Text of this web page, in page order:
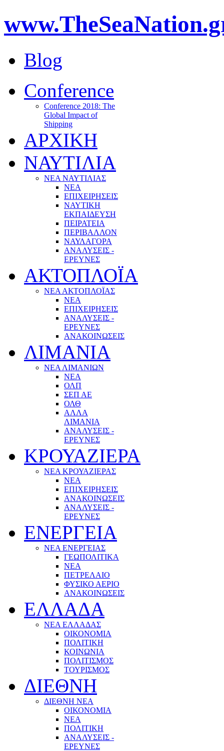
Blog
Conference
Conference 2018: The
Global Impact of
Shipping
ΑΡΧΙΚΗ
ΝΑΥΤΙΛΙΑ
ΝΕΑ ΝΑΥΤΙΛΙΑΣ
ΝΕΑ
ΕΠΙΧΕΙΡΗΣΕΙΣ
ΝΑΥΤΙΚΗ
ΕΚΠΑΙΔΕΥΣΗ
ΠΕΙΡΑΤΕΙΑ
ΠΕΡΙΒΑΛΛΟΝ
ΝΑΥΛΑΓΟΡΑ
ΑΝΑΛΥΣΕΙΣ -
ΕΡΕΥΝΕΣ
ΑΚΤΟΠΛΟΪΑ
ΝΕΑ ΑΚΤΟΠΛΟΪΑΣ
ΝΕΑ
ΕΠΙΧΕΙΡΗΣΕΙΣ
ΑΝΑΛΥΣΕΙΣ -
ΕΡΕΥΝΕΣ
ΑΝΑΚΟΙΝΩΣΕΙΣ
ΛΙΜΑΝΙΑ
ΝΕΑ ΛΙΜΑΝΙΩΝ
ΝΕΑ
ΟΛΠ
ΣΕΠ ΑΕ
ΟΛΘ
ΑΛΛΑ
ΛΙΜΑΝΙΑ
ΑΝΑΛΥΣΕΙΣ -
ΕΡΕΥΝΕΣ
ΚΡΟΥΑΖΙΕΡΑ
ΝΕΑ ΚΡΟΥΑΖΙΕΡΑΣ
NEA
ΕΠΙΧΕΙΡΗΣΕΙΣ
ΑΝΑΚΟΙΝΩΣΕΙΣ
ΑΝΑΛΥΣΕΙΣ -
ΕΡΕΥΝΕΣ
ΕΝΕΡΓΕΙΑ
ΝΕΑ ΕΝΕΡΓΕΙΑΣ
ΓΕΩΠΟΛΙΤΙΚΑ
ΝΕΑ
ΠΕΤΡΕΛΑΙΟ
ΦΥΣΙΚΟ ΑΕΡΙΟ
ΑΝΑΚΟΙΝΩΣΕΙΣ
ΕΛΛΑΔΑ
ΝΕΑ ΕΛΛΑΔΑΣ
ΟΙΚΟΝΟΜΙΑ
ΠΟΛΙΤΙΚΗ
ΚΟΙΝΩΝΙΑ
ΠΟΛΙΤΙΣΜΟΣ
ΤΟΥΡΙΣΜΟΣ
ΔΙΕΘΝΗ
ΔΙΕΘΝΗ ΝΕΑ
ΟΙΚΟΝΟΜΙΑ
ΝΕΑ
ΠΟΛΙΤΙΚΗ
ΑΝΑΛΥΣΕΙΣ -
ΕΡΕΥΝΕΣ